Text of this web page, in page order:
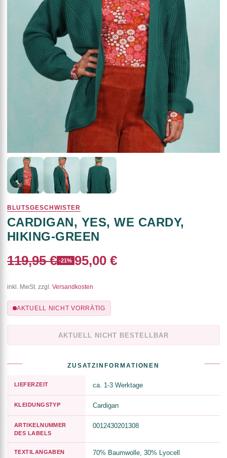
BLUTSGESCHWISTER
CARDIGAN, YES, WE CARDY,
HIKING-GREEN
119,95 € -21% 95,00 €
inkl. MwSt. zzgl. Versandkosten
AKTUELL NICHT VORRÄTIG
AKTUELL NICHT BESTELLBAR
ZUSATZINFORMATIONEN
LIEFERZEIT ca. 1-3 Werktage
KLEIDUNGSTYP Cardigan
ARTIKELNUMMER
DES LABELS
0012430201308
TEXTILANGABEN
70% Baumwolle, 30% Lyocell